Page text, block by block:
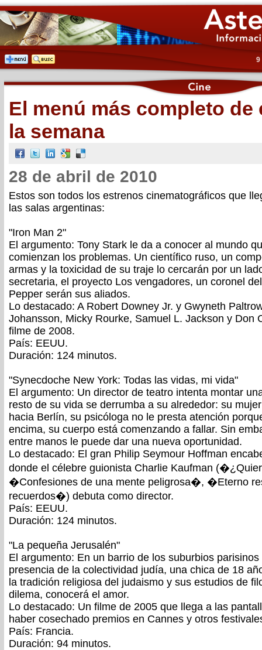
9
El menú más completo de
la semana
28 de abril de 2010
Estos son todos los estrenos cinematográficos que
las salas argentinas:
"Iron Man 2"
El argumento: Tony Stark le da a conocer al mundo
comienzan los problemas. Un científico ruso, un
armas y la toxicidad de su traje lo cercarán por un
secretaria, el proyecto Los vengadores, un coronel
Pepper serán sus aliados.
Lo destacado: A Robert Downey Jr. y Gwyneth
Johansson, Micky Rourke, Samuel L. Jackson y Don
filme de 2008.
País: EEUU.
Duración: 124 minutos.
"Synecdoche New York: Todas las vidas, mi vida"
El argumento: Un director de teatro intenta montar
resto de su vida se derrumba a su alrededor: su
hacia Berlín, su psicóloga no le presta atención
encima, su cuerpo está comenzando a fallar. Sin
entre manos le puede dar una nueva oportunidad.
Lo destacado: El gran Philip Seymour Hoffman
donde el célebre guionista Charlie Kaufman
�Confesiones de una mente peligrosa�, �Eterno
recuerdos�) debuta como director.
País: EEUU.
Duración: 124 minutos.
"La pequeña Jerusalén"
El argumento: En un barrio de los suburbios
presencia de la colectividad judía, una chica de 18
la tradición religiosa del judaismo y sus estudios de
dilema, conocerá el amor.
Lo destacado: Un filme de 2005 que llega a las
haber cosechado premios en Cannes y otros
País: Francia.
Duración: 94 minutos.